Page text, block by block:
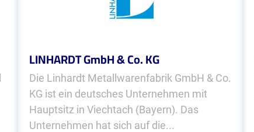
LINHARDT GmbH & Co. KG
Die Linhardt Metallwarenfabrik GmbH & Co.
KG ist ein deutsches Unternehmen mit
Hauptsitz in Viechtach (Bayern). Das
Unternehmen hat sich auf die...